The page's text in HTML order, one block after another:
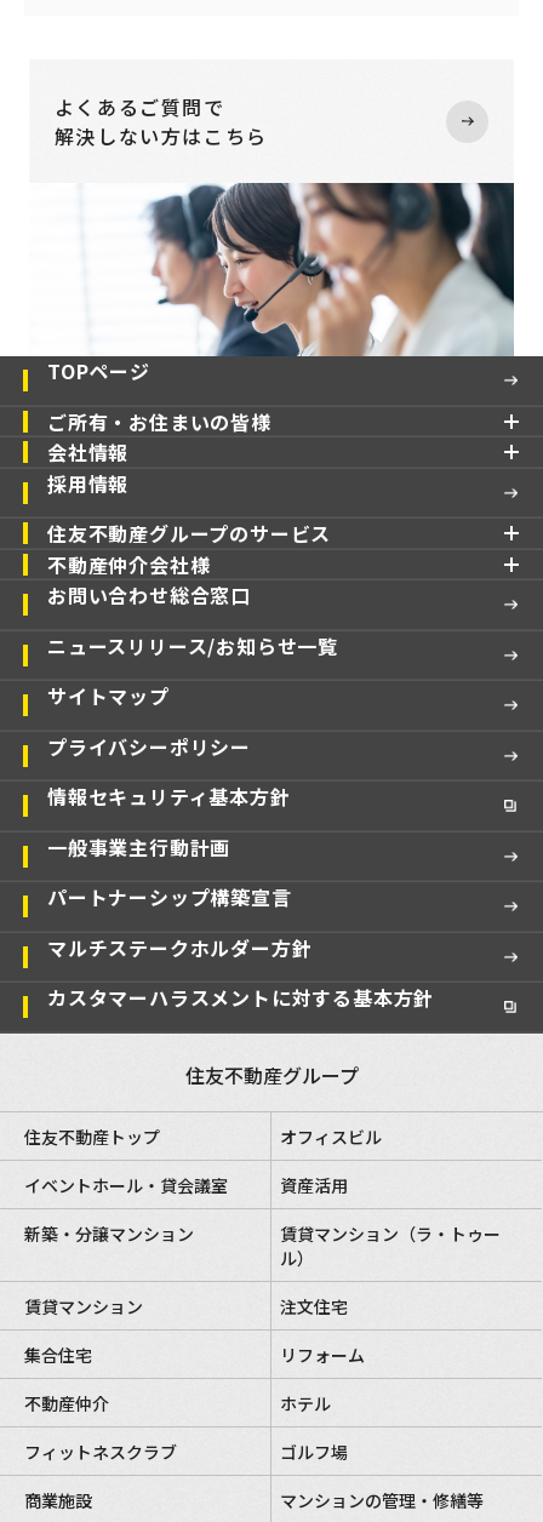
よくあるご質問で
解決しない方はこちら
TOPページ
ご所有・お住まいの皆様
会社情報
採用情報
住友不動産グループのサービス
不動産仲介会社様
お問い合わせ総合窓口
ニュースリリース/お知らせ一覧
サイトマップ
プライバシーポリシー
情報セキュリティ基本方針
一般事業主行動計画
パートナーシップ構築宣言
マルチステークホルダー方針
カスタマーハラスメントに対する基本方針
住友不動産グループ
住友不動産トップ
オフィスビル
イベントホール・貸会議室
資産活用
新築・分譲マンション
賃貸マンション（ラ・トゥー
ル）
賃貸マンション
注文住宅
集合住宅
リフォーム
不動産仲介
ホテル
フィットネスクラブ
ゴルフ場
商業施設
マンションの管理・修繕等